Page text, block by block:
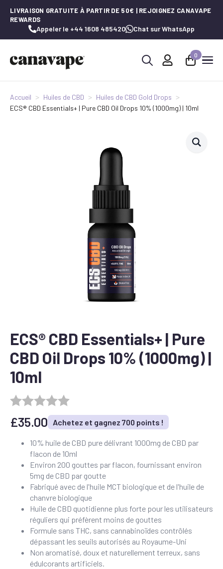
LIVRAISON GRATUITE À PARTIR DE 50€ | REJOIGNEZ CANAVAPE
REWARDS
Appeler le +44 1608 485420 Chat sur WhatsApp
:
0
Accueil Huiles de CBD
Huiles de CBD Gold Drops
ECS® CBD Essentials+ | Pure CBD Oil Drops 10% (1000mg) | 10ml
ECS® CBD Essentials+ | Pure
CBD Oil Drops 10% (1000mg) |
10ml
£35.00 Achetez et gagnez 700 points !
10% huile de CBD pure délivrant 1000mg de CBD par
flacon de 10ml
Environ 200 gouttes par flacon, fournissant environ
5mg de CBD par goutte
Fabriqué avec de l'huile MCT biologique et de l'huile de
chanvre biologique
Huile de CBD quotidienne plus forte pour les utilisateurs
réguliers qui préfèrent moins de gouttes
Formule sans THC, sans cannabinoïdes contrôlés
dépassant les seuils autorisés au Royaume-Uni
Non aromatisé, doux et naturellement terreux, sans
édulcorants artificiels.